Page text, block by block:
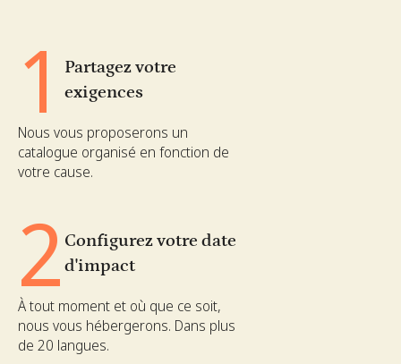
1
Partagez votre
exigences
Nous vous proposerons un
catalogue organisé en fonction de
votre cause.
2 Configurez votre date
d'impact
À tout moment et où que ce soit,
nous vous hébergerons. Dans plus
de 20 langues.